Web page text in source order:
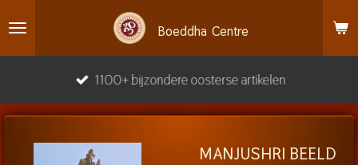
direct
naar
hoofdinhoud
Boeddha Centre
1100+ bijzondere oosterse artikelen
MANJUSHRI BEELD